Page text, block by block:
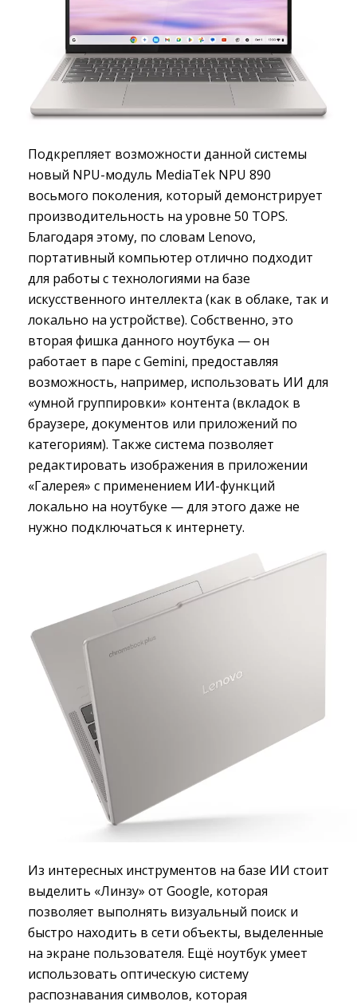
Подкрепляет возможности данной системы
новый NPU-модуль MediaTek NPU 890
восьмого поколения, который демонстрирует
производительность на уровне 50 TOPS.
Благодаря этому, по словам Lenovo,
портативный компьютер отлично подходит
для работы с технологиями на базе
искусственного интеллекта (как в облаке, так и
локально на устройстве). Собственно, это
вторая фишка данного ноутбука — он
работает в паре с Gemini, предоставляя
возможность, например, использовать ИИ для
«умной группировки» контента (вкладок в
браузере, документов или приложений по
категориям). Также система позволяет
редактировать изображения в приложении
«Галерея» с применением ИИ-функций
локально на ноутбуке — для этого даже не
нужно подключаться к интернету.
Из интересных инструментов на базе ИИ стоит
выделить «Линзу» от Google, которая
позволяет выполнять визуальный поиск и
быстро находить в сети объекты, выделенные
на экране пользователя. Ещё ноутбук умеет
использовать оптическую систему
распознавания символов, которая